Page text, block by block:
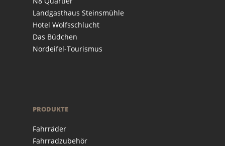
Landgasthaus Steinsmühle
Hotel Wolfsschlucht
Das Büdchen
Nordeifel-Tourismus
PRODUKTE
Fahrräder
Fahrradzubehör